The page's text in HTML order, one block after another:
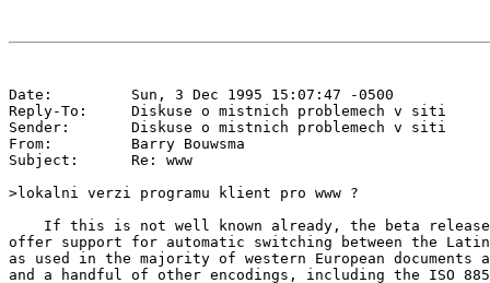
Date:         Sun, 3 Dec 1995 15:07:47 -0500
Reply-To:     Diskuse o mistnich problemech v siti
Sender:       Diskuse o mistnich problemech v siti
From:         Barry Bouwsma
Subject:      Re: www
>lokalni verzi programu klient pro www ?
If this is not well known already, the beta
offer support for automatic switching between the
as used in the majority of western European documents
and a handful of other encodings, including the ISO